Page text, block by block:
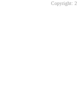
Copyright: